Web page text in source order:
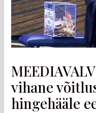
vihane
hingehääle